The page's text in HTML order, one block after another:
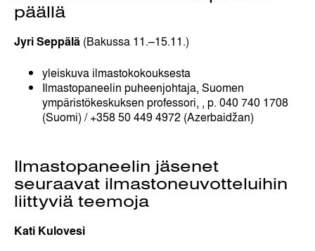
päällä
Jyri Seppälä (Bakussa 11.–15.11.)
yleiskuva ilmastokokouksesta
Ilmastopaneelin puheenjohtaja, Suomen
ympäristökeskuksen professori, , p. 040 740 1708
(Suomi) / +358 50 449 4972 (Azerbaidžan)
Ilmastopaneelin jäsenet
seuraavat ilmastoneuvotteluihin
liittyviä teemoja
Kati Kulovesi